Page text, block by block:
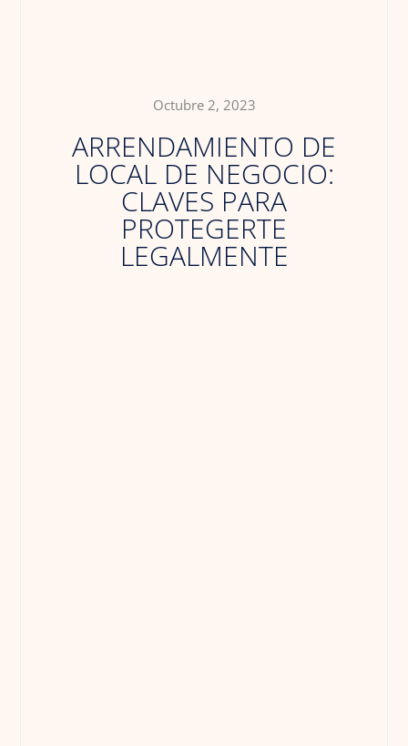
Octubre 2, 2023
ARRENDAMIENTO DE
LOCAL DE NEGOCIO:
CLAVES PARA
PROTEGERTE
LEGALMENTE